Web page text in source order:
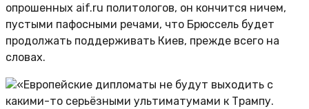
опрошенных aif.ru политологов, он кончится ничем,
пустыми пафосными речами, что Брюссель будет
продолжать поддерживать Киев, прежде всего на
словах.
«Европейские дипломаты не будут выходить с
какими-то серьёзными ультиматумами к Трампу.